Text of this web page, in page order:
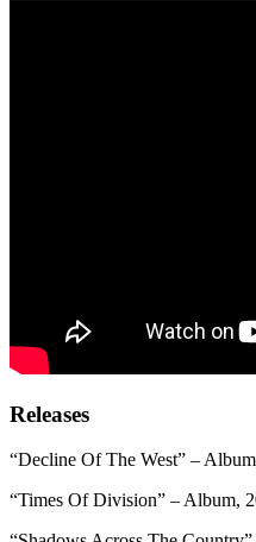
Releases
“Decline Of The West” –
“Times Of Division” – Album,